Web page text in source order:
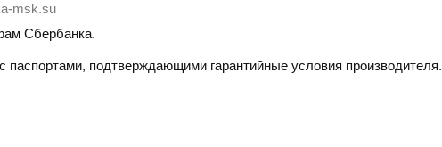
msk.su
Сбербанка.
паспортами, подтверждающими гарантийные условия производителя.